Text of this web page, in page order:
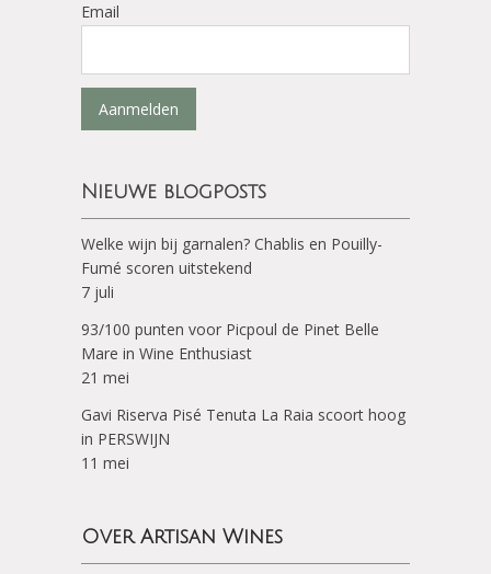
Email
Aanmelden
Nieuwe blogposts
Welke wijn bij garnalen? Chablis en Pouilly-
Fumé scoren uitstekend
7 juli
93/100 punten voor Picpoul de Pinet Belle
Mare in Wine Enthusiast
21 mei
Gavi Riserva Pisé Tenuta La Raia scoort hoog
in PERSWIJN
11 mei
Over Artisan Wines